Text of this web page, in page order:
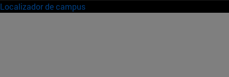
Localizador de campus